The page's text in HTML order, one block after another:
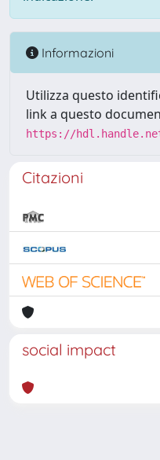
Informazioni
Utilizza questo
link a questo
https://
Citazioni
social impact